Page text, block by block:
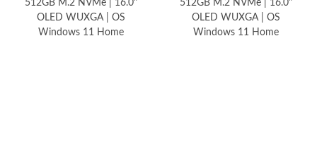
512GB M.2 NVMe | 16.0"
OLED WUXGA | OS
Windows 11 Home
512GB M.2 NVMe | 16.0"
OLED WUXGA | OS
Windows 11 Home